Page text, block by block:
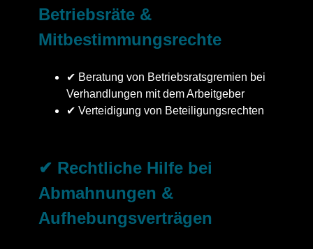
Betriebsräte &
Mitbestimmungsrechte
✔ Beratung von Betriebsratsgremien bei
Verhandlungen mit dem Arbeitgeber
✔ Verteidigung von Beteiligungsrechten
✔ Rechtliche Hilfe bei
Abmahnungen &
Aufhebungsverträgen